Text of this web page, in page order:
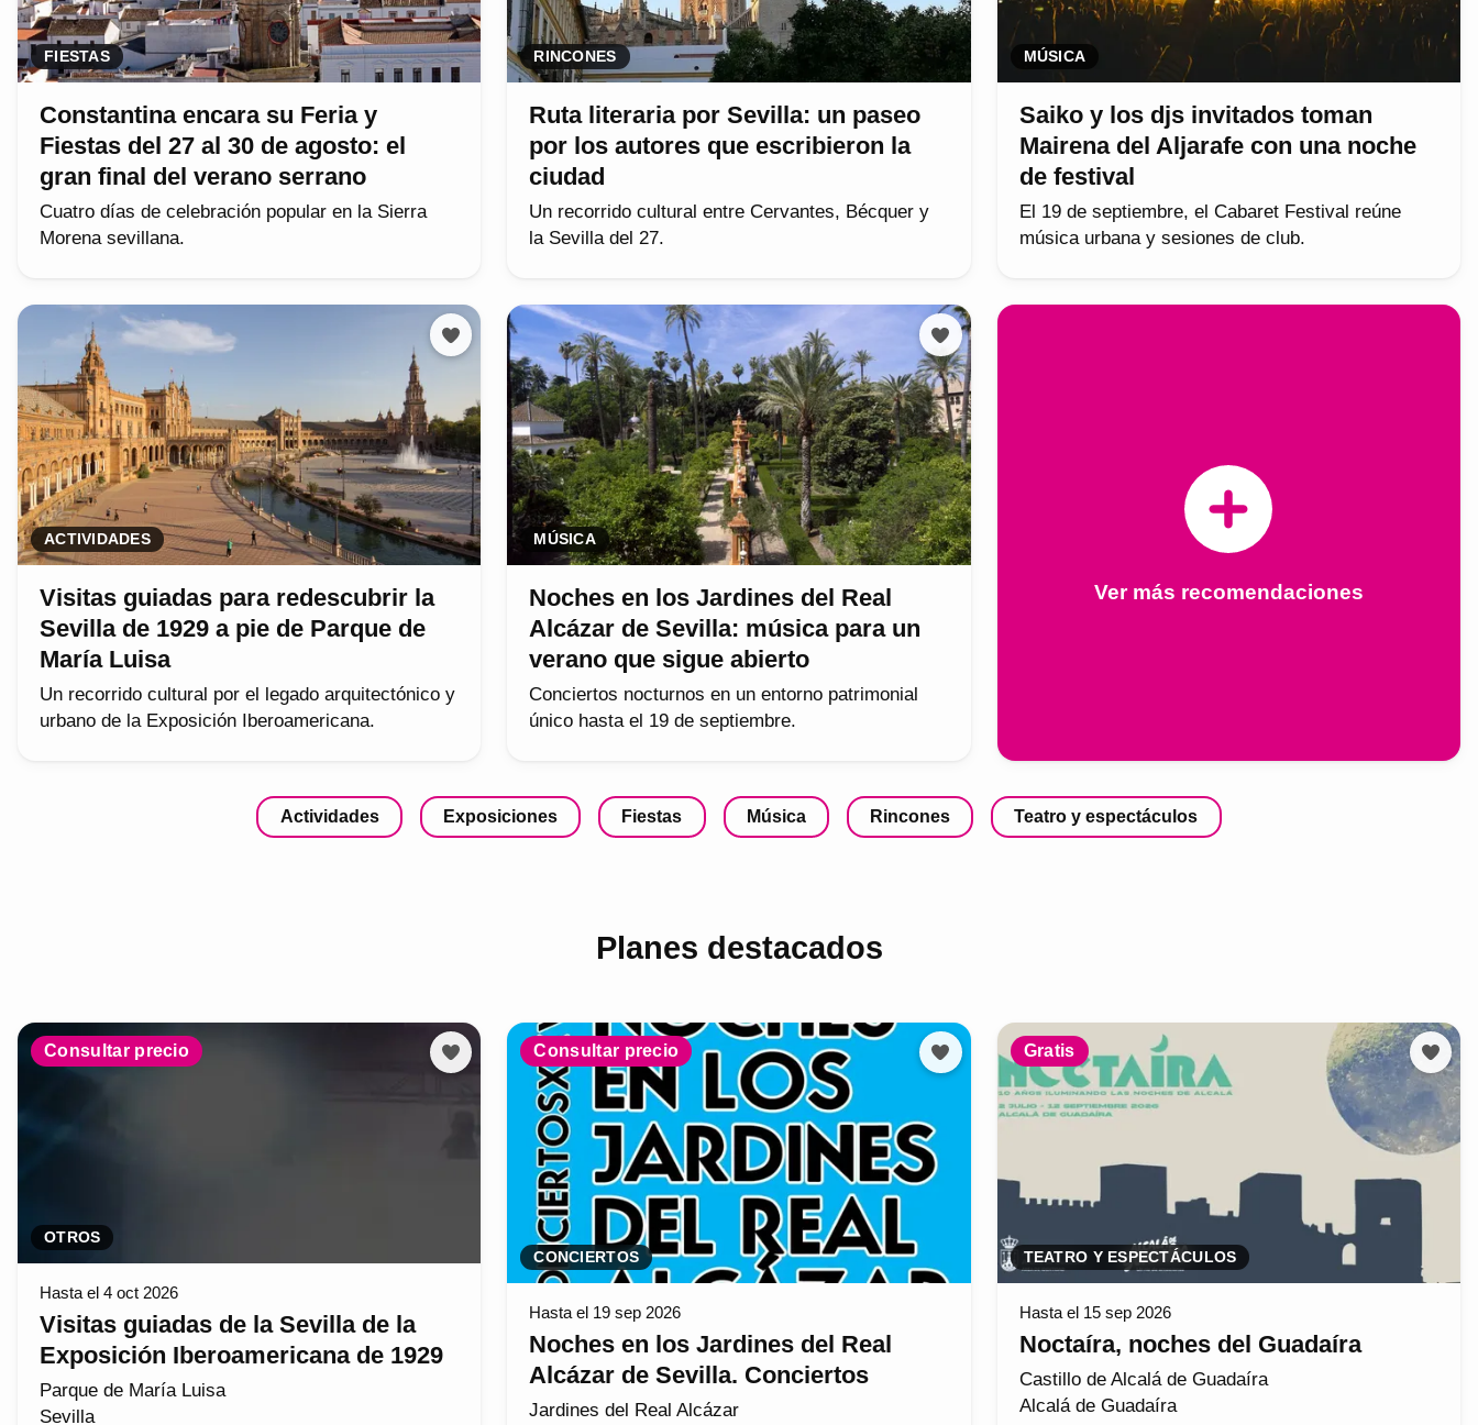
FIESTAS
Constantina encara su Feria y
Fiestas del 27 al 30 de agosto: el
gran final del verano serrano
Cuatro días de celebración popular en la Sierra
Morena sevillana.
RINCONES
Ruta literaria por Sevilla: un paseo
por los autores que escribieron la
ciudad
Un recorrido cultural entre Cervantes, Bécquer y
la Sevilla del 27.
MÚSICA
Saiko y los djs invitados toman
Mairena del Aljarafe con una noche
de festival
El 19 de septiembre, el Cabaret Festival reúne
música urbana y sesiones de club.
ACTIVIDADES
Visitas guiadas para redescubrir la
Sevilla de 1929 a pie de Parque de
María Luisa
Un recorrido cultural por el legado arquitectónico y
urbano de la Exposición Iberoamericana.
MÚSICA
Noches en los Jardines del Real
Alcázar de Sevilla: música para un
verano que sigue abierto
Conciertos nocturnos en un entorno patrimonial
único hasta el 19 de septiembre.
Ver más recomendaciones
Actividades Exposiciones Fiestas Música Rincones Teatro y espectáculos
Planes destacados
Consultar precio
OTROS
Hasta el 4 oct 2026
Visitas guiadas de la Sevilla de la
Exposición Iberoamericana de 1929
Parque de María Luisa
Sevilla
Consultar precio
CONCIERTOS
Hasta el 19 sep 2026
Noches en los Jardines del Real
Alcázar de Sevilla. Conciertos
Jardines del Real Alcázar
Gratis
TEATRO Y ESPECTÁCULOS
Hasta el 15 sep 2026
Noctaíra, noches del Guadaíra
Castillo de Alcalá de Guadaíra
Alcalá de Guadaíra